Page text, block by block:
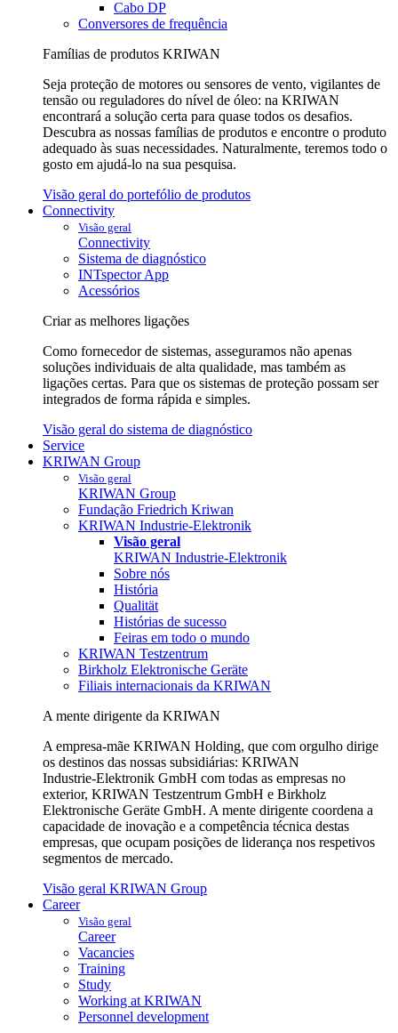
Cabo DP
Conversores de frequência
Famílias de produtos KRIWAN
Seja proteção de motores ou sensores de vento, vigilantes de
tensão ou reguladores do nível de óleo: na KRIWAN
encontrará a solução certa para quase todos os desafios.
Descubra as nossas famílias de produtos e encontre o produto
adequado às suas necessidades. Naturalmente, teremos todo o
gosto em ajudá-lo na sua pesquisa.
Visão geral do portefólio de produtos
Connectivity
Visão geral
Connectivity
Sistema de diagnóstico
INTspector App
Acessórios
Criar as melhores ligações
Como fornecedor de sistemas, asseguramos não apenas
soluções individuais de alta qualidade, mas também as
ligações certas. Para que os sistemas de proteção possam ser
integrados de forma rápida e simples.
Visão geral do sistema de diagnóstico
Service
KRIWAN Group
Visão geral
KRIWAN Group
Fundação Friedrich Kriwan
KRIWAN Industrie-Elektronik
Visão geral
KRIWAN Industrie-Elektronik
Sobre nós
História
Qualität
Histórias de sucesso
Feiras em todo o mundo
KRIWAN Testzentrum
Birkholz Elektronische Geräte
Filiais internacionais da KRIWAN
A mente dirigente da KRIWAN
A empresa-mãe KRIWAN Holding, que com orgulho dirige
os destinos das nossas subsidiárias: KRIWAN
Industrie‑Elektronik GmbH com todas as empresas no
exterior, KRIWAN Testzentrum GmbH e Birkholz
Elektronische Geräte GmbH. A mente dirigente coordena a
capacidade de inovação e a competência técnica destas
empresas, que ocupam posições de liderança nos respetivos
segmentos de mercado.
Visão geral KRIWAN Group
Career
Visão geral
Career
Vacancies
Training
Study
Working at KRIWAN
Personnel development